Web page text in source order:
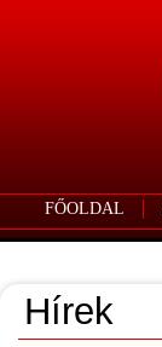
FŐOLDAL
Hírek